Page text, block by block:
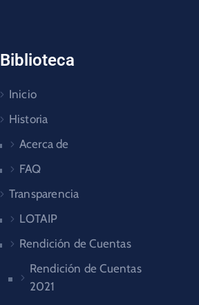
Biblioteca
Inicio
Historia
Acerca de
FAQ
Transparencia
LOTAIP
Rendición de Cuentas
Rendición de Cuentas
2021